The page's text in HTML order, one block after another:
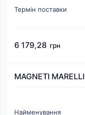
Термін поставки
6 179,28 грн
MAGNETI MARELLI
Найменування